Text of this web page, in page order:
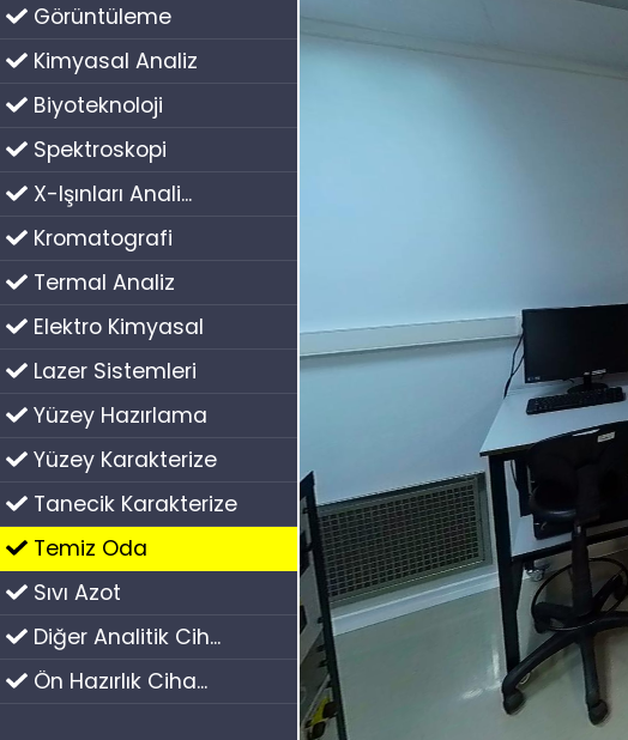
Görüntüleme
Kimyasal Analiz
Biyoteknoloji
Spektroskopi
X-Işınları Anali...
Kromatografi
Termal Analiz
Elektro Kimyasal
Lazer Sistemleri
Yüzey Hazırlama
Yüzey Karakterize
Tanecik Karakterize
Temiz Oda
Sıvı Azot
Diğer Analitik Cih...
Ön Hazırlık Ciha...